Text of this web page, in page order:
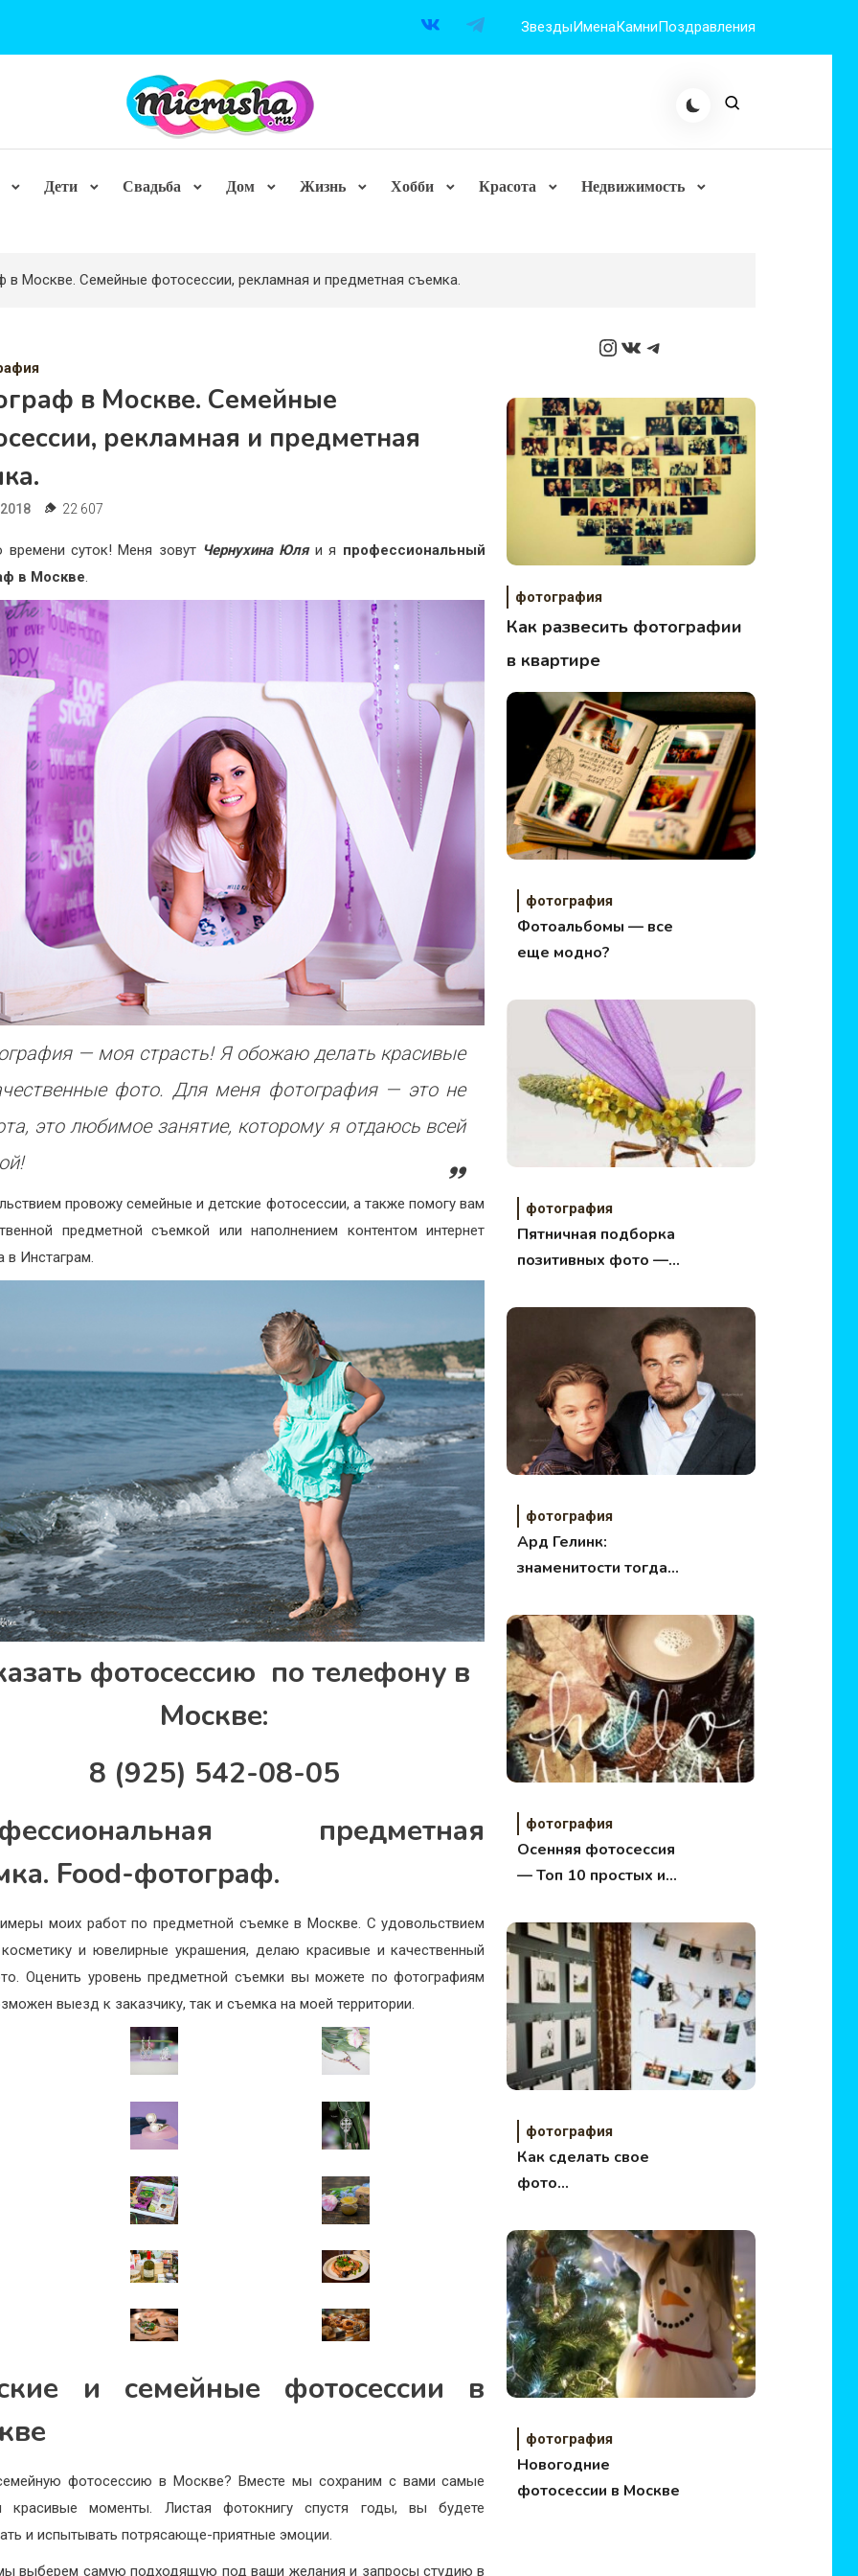
ЗвездыИменаКамниПоздравления
Дети Свадьба Дом Жизнь Хобби Красота Недвижимость
в Москве. Семейные фотосессии, рекламная и предметная съемка.
в Москве. Семейные
рекламная и предметная
22 607
времени суток! Меня зовут Чернухина Юляи я профессиональный
в Москве.
— моя страсть! Я обожаю делать красивые
фото. Для меня фотография — это не
это любимое занятие, которому я отдаюсь всей
провожу семейные и детские фотосессии, а также помогу вам
предметной съемкой или наполнением контентом интернет
в Инстаграм.
фотосессию по телефону в
Москве:
8 (925) 542-08-05
предметная
Food-фотограф.
моих работ по предметной съемке в Москве. С удовольствием
и ювелирные украшения, делаю красивые и качественный
Оценить уровень предметной съемки вы можете по фотографиям
выезд к заказчику, так и съемка на моей территории.
и семейные фотосессии в
фотосессию в Москве? Вместе мы сохраним с вами самые
красивые моменты. Листая фотокнигу спустя годы, вы будете
и испытывать потрясающе-приятные эмоции.
выберем самую подходящую под ваши желания и запросы студию в
Instagram
ВКонтакте
Telegram
фотография
Как развесить фотографии
в квартире
фотография
Фотоальбомы — все
еще модно?
фотография
Пятничная подборка
позитивных фото —
фотография
Ард Гелинк:
знаменитости тогда и
фотография
Осенняя фотосессия
— Топ 10 простых и
идей
фотография
Как сделать свое
фото
фотография
Новогодние
фотосессии в Москве